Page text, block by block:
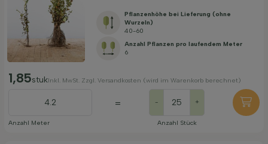
Preis
Pflanzenhöhe bei Lieferung (ohne
Wurzeln)
40-60
Anzahl Pflanzen pro laufendem Meter
6
1,85stukInkl. MwSt. Zzgl. Versandkosten (wird im Warenkorb berechnet)
Anzahl Meter
= - +
Anzahl Stück